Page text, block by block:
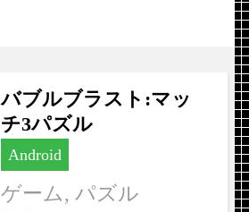
バブルブラスト:マッ
チ3パズル
Android
ゲーム, パズル